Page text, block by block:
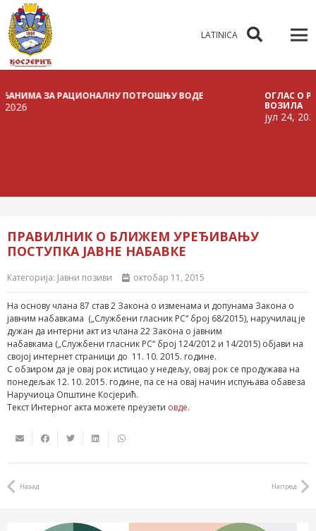
LATINICA
ЗА РАЦИОНАЛНУ ПОТРОШЊУ ВОДЕ
ОГЛАС О
ВОЗИЛА
јул 24, 2026
ПРАВИЛНИК О БЛИЖЕМ УРЕЂИВАЊУ
ПОСТУПКА ЈАВНЕ НАБАВКЕ
Категорија: Јавни позиви октобар 11, 2015
На основу члана 87 став 2 Закона о изменама и допунама Закона о
јавним набавкама („Службени гласник РС“ број 68/2015), наручилац је
дужан да интерни акт из члана 22 Закона о јавним
набавкама („Службени гласник РС“ број 124/2012 и 14/2015) објави на
својој интернет страници до 11. 10. 2015. године.
С обзиром да је овај рок истицао у недељу, овај рок се продужава на
понедељак 12. 10. 2015. године, па се на овај начин испуњава обавеза
Наручиоца Општине Косјерић.
Текст Интерног акта можете преузети овде.
Назад Напред